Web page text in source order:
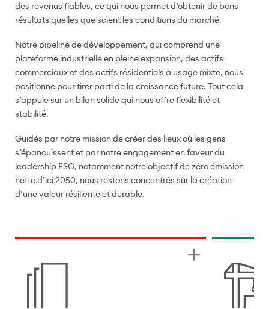
des revenus fiables, ce qui nous permet d’obtenir de bons
résultats quelles que soient les conditions du marché.
Notre pipeline de développement, qui comprend une
plateforme industrielle en pleine expansion, des actifs
commerciaux et des actifs résidentiels à usage mixte, nous
positionne pour tirer parti de la croissance future. Tout cela
s’appuie sur un bilan solide qui nous offre flexibilité et
stabilité.
Guidés par notre mission de créer des lieux où les gens
s’épanouissent et par notre engagement en faveur du
leadership ESG, notamment notre objectif de zéro émission
nette d’ici 2050, nous restons concentrés sur la création
d’une valeur résiliente et durable.